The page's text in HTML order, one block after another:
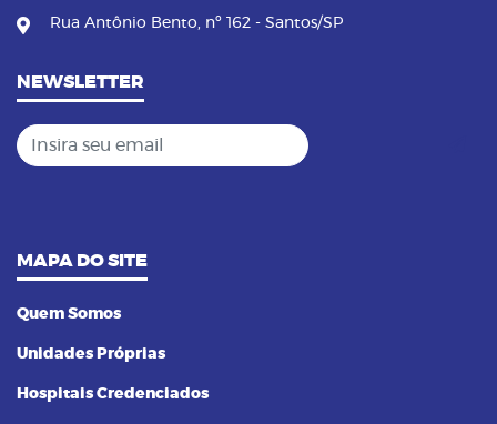
Rua Antônio Bento, nº 162 - Santos/SP
NEWSLETTER
Insira seu email
MAPA DO SITE
Quem Somos
Unidades Próprias
Hospitais Credenciados